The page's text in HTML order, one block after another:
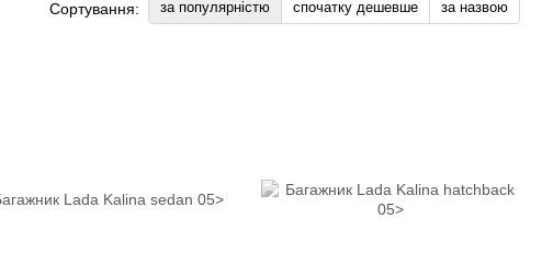
Сортування: за популярністю спочатку дешевше за назвою